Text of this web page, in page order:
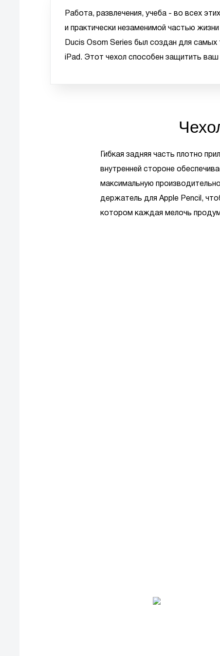
Работа, развлечения, учеба - во всех
и практически незаменимой частью
Ducis Osom Series был создан для
iPad. Этот чехол способен защитить
Гибкая задняя часть плотно
внутренней стороне
максимальную
держатель для Apple Pencil,
котором каждая мелочь